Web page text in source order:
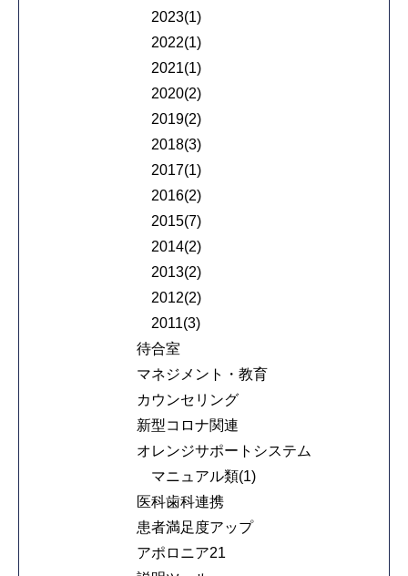
2023(1)
2022(1)
2021(1)
2020(2)
2019(2)
2018(3)
2017(1)
2016(2)
2015(7)
2014(2)
2013(2)
2012(2)
2011(3)
待合室
マネジメント・教育
カウンセリング
新型コロナ関連
オレンジサポートシステム
マニュアル類(1)
医科歯科連携
患者満足度アップ
アポロニア21